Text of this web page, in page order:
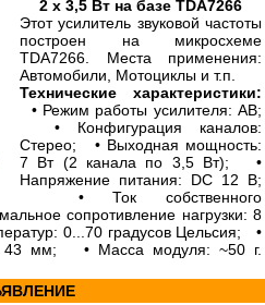
2 х 3,5 Вт на базе TDA7266
Этот усилитель звуковой частоты
построен на микросхеме
TDA7266. Места применения:
Автомобили, Мотоциклы и т.п.
Технические характеристики:
• Режим работы усилителя: AB;
• Конфигурация каналов:
Стерео; • Выходная мощность:
7 Вт (2 канала по 3,5 Вт); •
Напряжение питания: DC 12 В;
• Ток собственного
сопротивление нагрузки: 8
0...70 градусов Цельсия; •
43 мм; • Масса модуля: ~50 г.